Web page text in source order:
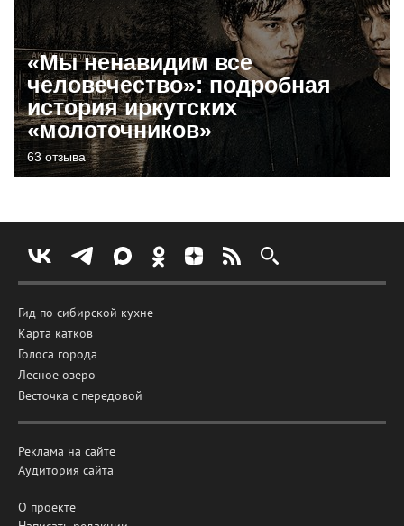
«Мы ненавидим все
человечество»: подробная
история иркутских
«молоточников»
63 отзыва
Гид по сибирской кухне
Карта катков
Голоса города
Лесное озеро
Весточка с передовой
Реклама на сайте
Аудитория сайта
О проекте